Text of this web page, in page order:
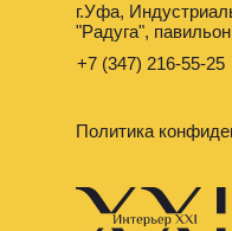
Политика
г.Уфа,
"Радуга",
+7 (347) 216-55-25